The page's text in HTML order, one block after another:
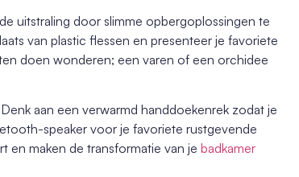
uitstraling door slimme opbergoplossingen te
van plastic flessen en presenteer je favoriete
doen wonderen; een varen of een orchidee
aan een verwarmd handdoekenrek zodat je
speaker voor je favoriete rustgevende
maken de transformatie van je badkamer